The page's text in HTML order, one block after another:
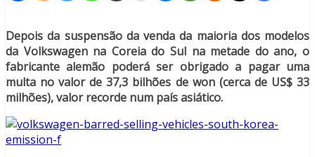
Depois da suspensão da venda da maioria dos modelos
da Volkswagen na Coreia do Sul na metade do ano, o
fabricante alemão poderá ser obrigado a pagar uma
multa no valor de 37,3 bilhões de won (cerca de US$ 33
milhões), valor recorde num país asiático.